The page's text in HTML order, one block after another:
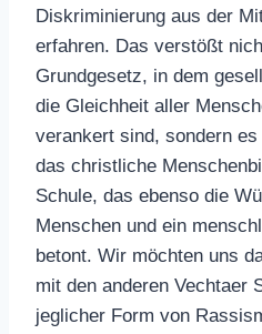
Diskriminierung aus der
erfahren. Das verstößt
Grundgesetz, in dem
die Gleichheit aller
verankert sind, sondern
das christliche
Schule, das ebenso die
Menschen und ein
betont. Wir möchten uns
mit den anderen Vechtaer
jeglicher Form von